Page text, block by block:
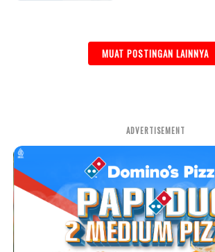
MUAT POSTINGAN LAINNYA
ADVERTISEMENT